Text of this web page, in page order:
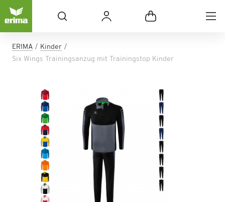
ERIMA
Kinder
Six Wings Trainingsanzug mit Trainingstop Kinder